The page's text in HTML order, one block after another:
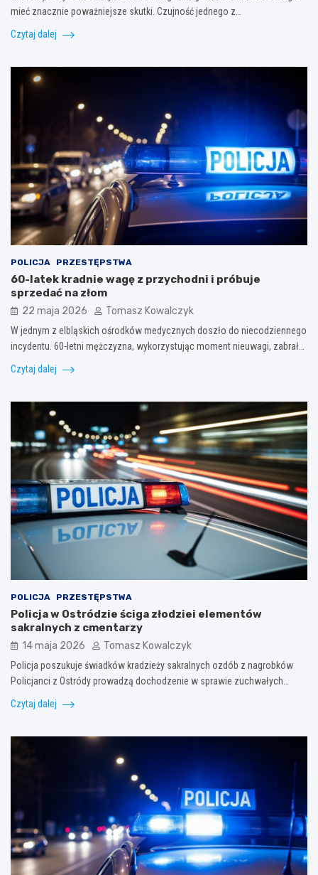
mieć znacznie poważniejsze skutki. Czujność jednego z…
Czytaj dalej
POLICJA PRZESTĘPSTWA
60-latek kradnie wagę z przychodni i próbuje
sprzedać na złom
22 maja 2026 Tomasz Kowalczyk
W jednym z elbląskich ośrodków medycznych doszło do niecodziennego
incydentu. 60-letni mężczyzna, wykorzystując moment nieuwagi, zabrał…
Czytaj dalej
POLICJA PRZESTĘPSTWA
Policja w Ostródzie ściga złodziei elementów
sakralnych z cmentarzy
14 maja 2026 Tomasz Kowalczyk
Policja poszukuje świadków kradzieży sakralnych ozdób z nagrobków
Policjanci z Ostródy prowadzą dochodzenie w sprawie zuchwałych…
Czytaj dalej